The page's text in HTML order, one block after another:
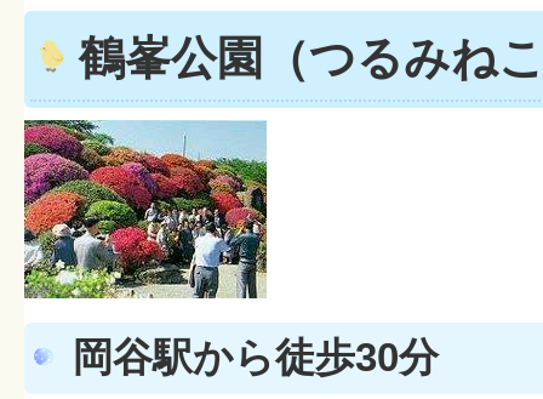
鶴峯公園（つるみね
岡谷駅から徒歩30分